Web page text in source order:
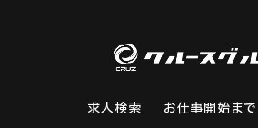
求人検索
お仕事開始ま